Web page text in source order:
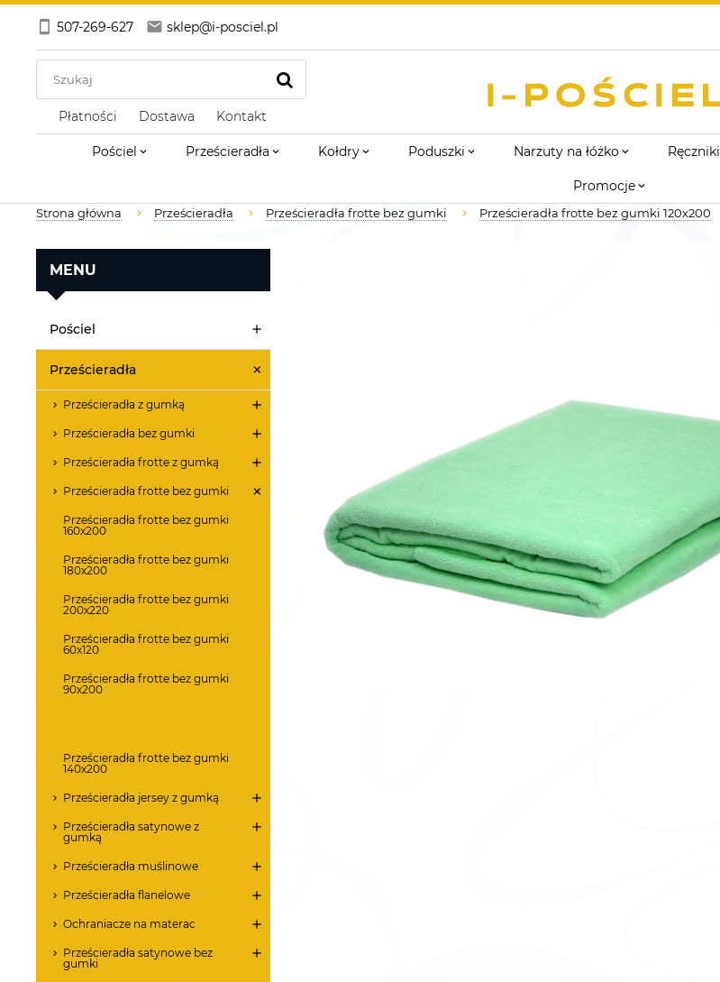
507-269-627 sklep@i-posciel.pl
Płatności
Dostawa Kontakt
Pościel Prześcieradła Kołdry Poduszki Narzuty na łóżko Ręczniki
Promocje
Strona główna Prześcieradła Prześcieradła frotte bez gumki Prześcieradła frotte bez gumki 120x200
MENU
Pościel
Prześcieradła
Prześcieradła z gumką
Prześcieradła bez gumki
Prześcieradła frotte z gumką
Prześcieradła frotte bez gumki
Prześcieradła frotte bez gumki
160x200
Prześcieradła frotte bez gumki
180x200
Prześcieradła frotte bez gumki
200x220
Prześcieradła frotte bez gumki
60x120
Prześcieradła frotte bez gumki
90x200
Prześcieradła frotte bez gumki
140x200
Prześcieradła jersey z gumką
Prześcieradła satynowe z
gumką
Prześcieradła muślinowe
Prześcieradła flanelowe
Ochraniacze na materac
Prześcieradła satynowe bez
gumki